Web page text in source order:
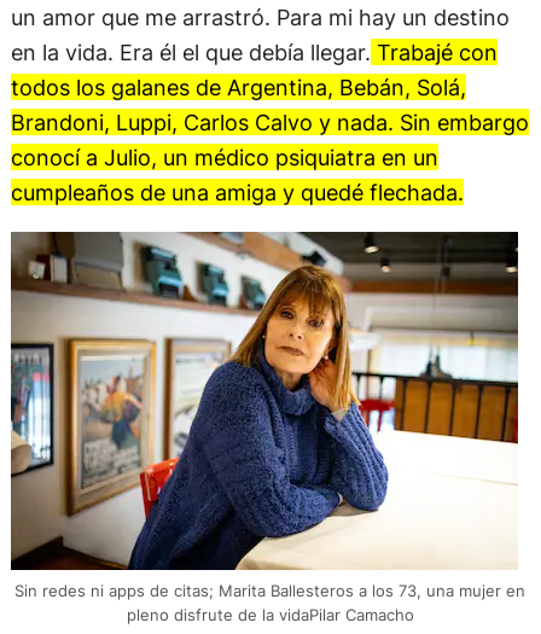
un amor que me arrastró. Para mi hay un destino
en la vida. Era él el que debía llegar. Trabajé con
todos los galanes de Argentina, Bebán, Solá,
Brandoni, Luppi, Carlos Calvo y nada. Sin embargo
conocí a Julio, un médico psiquiatra en un
cumpleaños de una amiga y quedé flechada.
Sin redes ni apps de citas; Marita Ballesteros a los 73, una mujer en
pleno disfrute de la vidaPilar Camacho